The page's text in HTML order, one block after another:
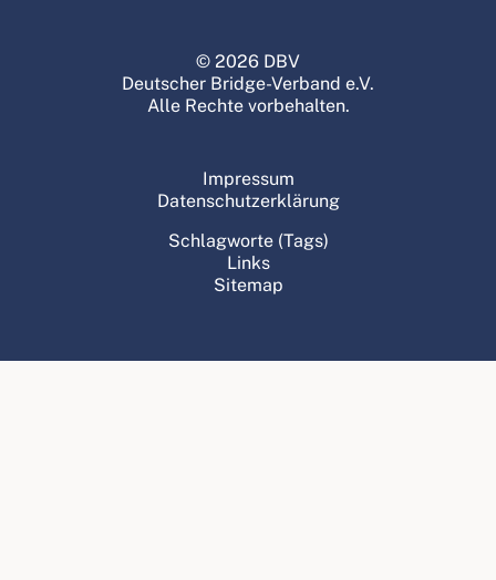
© 2026 DBV
Deutscher Bridge-Verband e.V.
Alle Rechte vorbehalten.
Impressum
Datenschutzerklärung
Schlagworte (Tags)
Links
Sitemap